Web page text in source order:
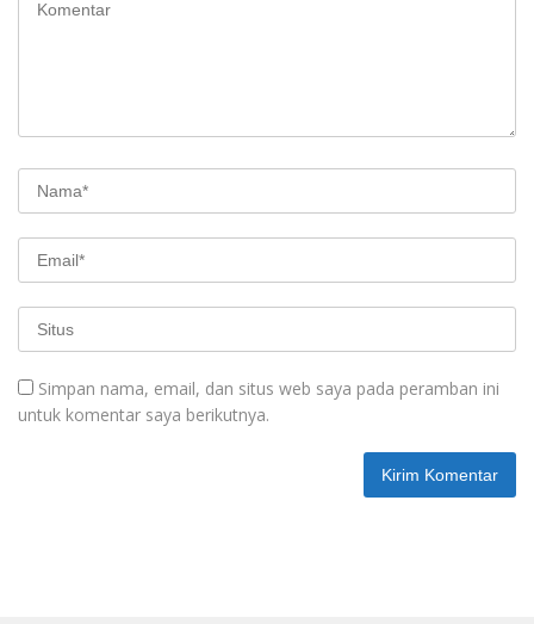
Simpan nama, email, dan situs web saya pada peramban ini
untuk komentar saya berikutnya.